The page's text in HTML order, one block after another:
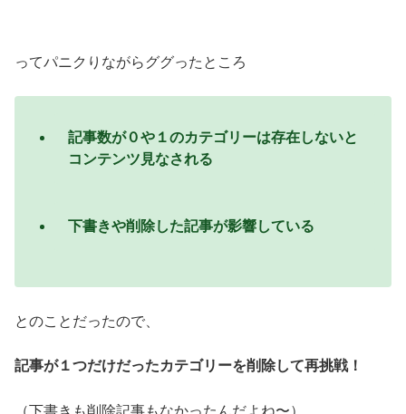
ってパニクりながらググったところ
記事数が０や１のカテゴリーは存在しないと
コンテンツ見なされる
下書きや削除した記事が影響している
とのことだったので、
記事が１つだけだったカテゴリーを削除して再挑戦！
（下書きも削除記事もなかったんだよね〜）